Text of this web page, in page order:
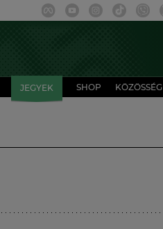
JEGYEK SHOP KÖZÖSSÉG